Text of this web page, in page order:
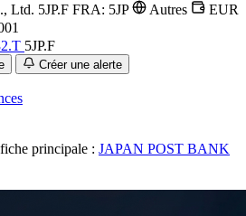
Ltd. 5JP.F FRA: 5JP Autres
EUR
5JP.F
Créer une alerte
principale : JAPAN POST BANK